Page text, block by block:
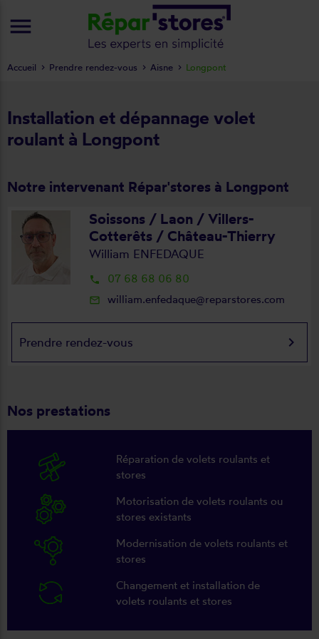
Installation et dépannage volet
roulant à Longpont
Notre intervenant Répar'stores à Longpont
Soissons / Laon / Villers-
Cotterêts / Château-Thierry
William ENFEDAQUE
local_phone 07 68 68 06 80
mail_outline william.enfedaque@reparstores.com
Prendre rendez-vous keyboard_arrow_right
Nos prestations
Réparation de volets roulants et
stores
Motorisation de volets roulants ou
stores existants
Modernisation de volets roulants et
stores
Changement et installation de
volets roulants et stores
Accueil Prendre rendez-vous Aisne Longpont
menu